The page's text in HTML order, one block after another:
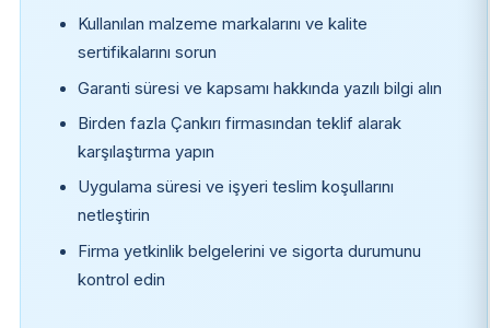
Kullanılan malzeme markalarını ve kalite
sertifikalarını sorun
Garanti süresi ve kapsamı hakkında yazılı bilgi alın
Birden fazla Çankırı firmasından teklif alarak
karşılaştırma yapın
Uygulama süresi ve işyeri teslim koşullarını
netleştirin
Firma yetkinlik belgelerini ve sigorta durumunu
kontrol edin